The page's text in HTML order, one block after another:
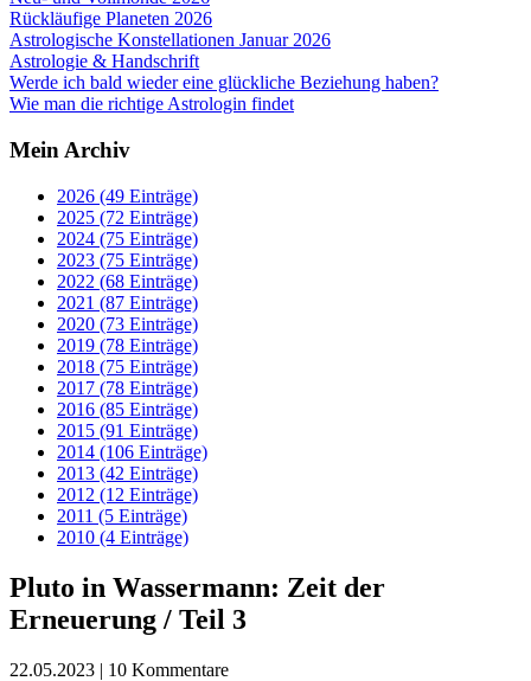
Rückläufige Planeten 2026
Astrologische Konstellationen Januar 2026
Astrologie & Handschrift
Werde ich bald wieder eine glückliche Beziehung haben?
Wie man die richtige Astrologin findet
Mein Archiv
2026 (49 Einträge)
2025 (72 Einträge)
2024 (75 Einträge)
2023 (75 Einträge)
2022 (68 Einträge)
2021 (87 Einträge)
2020 (73 Einträge)
2019 (78 Einträge)
2018 (75 Einträge)
2017 (78 Einträge)
2016 (85 Einträge)
2015 (91 Einträge)
2014 (106 Einträge)
2013 (42 Einträge)
2012 (12 Einträge)
2011 (5 Einträge)
2010 (4 Einträge)
Pluto in Wassermann: Zeit der
Erneuerung / Teil 3
22.05.2023 | 10 Kommentare